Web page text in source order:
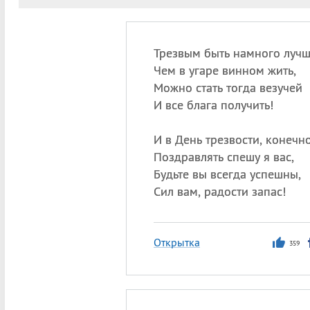
Трезвым быть намного
Чем в угаре винном жить,
Можно стать тогда везучей
И все блага получить!
И в День трезвости,
Поздравлять спешу я вас,
Будьте вы всегда успешны,
Сил вам, радости запас!
Открытка 359